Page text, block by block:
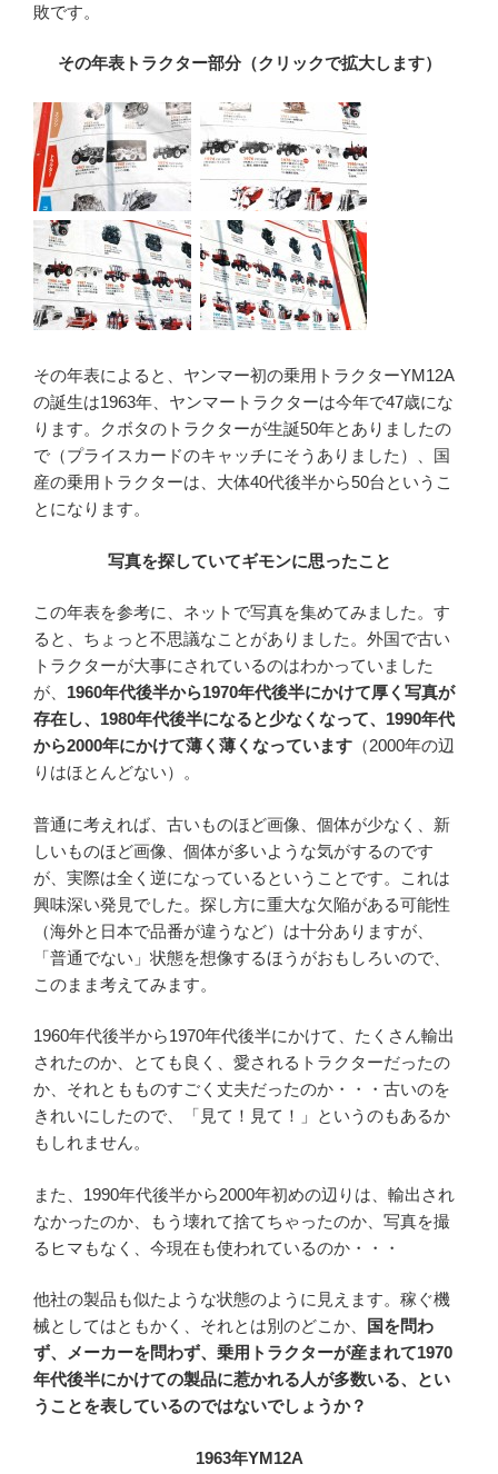
敗です。
その年表トラクター部分（クリックで拡大します）
その年表によると、ヤンマー初の乗用トラクターYM12A
の誕生は1963年、ヤンマートラクターは今年で47歳にな
ります。クボタのトラクターが生誕50年とありましたの
で（プライスカードのキャッチにそうありました）、国
産の乗用トラクターは、大体40代後半から50台というこ
とになります。
写真を探していてギモンに思ったこと
この年表を参考に、ネットで写真を集めてみました。す
ると、ちょっと不思議なことがありました。外国で古い
トラクターが大事にされているのはわかっていました
が、 1960年代後半から1970年代後半にかけて厚く写真が
存在し、1980年代後半になると少なくなって、1990年代
から2000年にかけて薄く薄くなっています （2000年の辺
りはほとんどない）。
普通に考えれば、古いものほど画像、個体が少なく、新
しいものほど画像、個体が多いような気がするのです
が、実際は全く逆になっているということです。これは
興味深い発見でした。探し方に重大な欠陥がある可能性
（海外と日本で品番が違うなど）は十分ありますが、
「普通でない」状態を想像するほうがおもしろいので、
このまま考えてみます。
1960年代後半から1970年代後半にかけて、たくさん輸出
されたのか、とても良く、愛されるトラクターだったの
か、それともものすごく丈夫だったのか・・・古いのを
きれいにしたので、「見て！見て！」というのもあるか
もしれません。
また、1990年代後半から2000年初めの辺りは、輸出され
なかったのか、もう壊れて捨てちゃったのか、写真を撮
るヒマもなく、今現在も使われているのか・・・
他社の製品も似たような状態のように見えます。稼ぐ機
械としてはともかく、それとは別のどこか、
国を問わ
ず、メーカーを問わず、乗用トラクターが産まれて1970
年代後半にかけての製品に惹かれる人が多数いる、とい
うことを表しているのではないでしょうか？
1963年YM12A